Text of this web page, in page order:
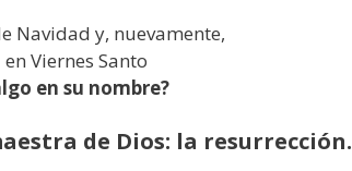
Navidad y, nuevamente,
Viernes Santo
en su nombre?
de Dios: la resurrección.